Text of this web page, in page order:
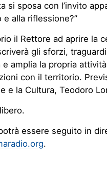
si sposa con l’invito
alla riflessione?”
il Rettore ad aprire la
gli sforzi,
e amplia la propria
con il territorio.
e la Cultura, Teodoro
potrà essere seguito in
.